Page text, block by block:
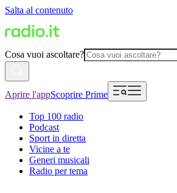
Salta al contenuto
Cosa vuoi ascoltare?
Aprire l'appScoprire Prime
Top 100 radio
Podcast
Sport in diretta
Vicine a te
Generi musicali
Radio per tema